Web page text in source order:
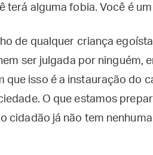
terá alguma fobia. Você é um
de qualquer criança
ser julgada por ninguém,
que isso é a instauração do
O que estamos
cidadão já não tem